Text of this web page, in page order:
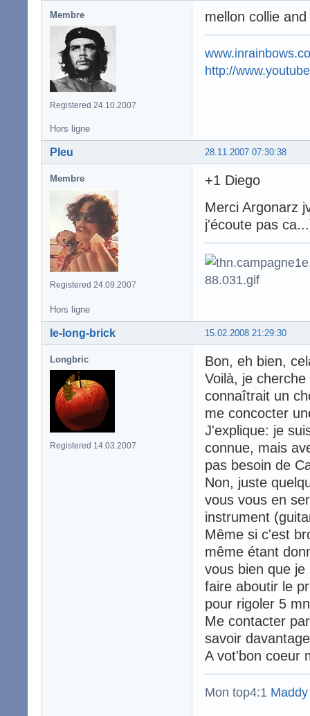
Membre
Registered 24.10.2007
mellon collie
http://
Hors ligne
28.11.2007 07:30:38
Pleu
Membre
Registered 24.09.2007
+1 Diego
Merci Argonarz
j'écoute pas
Hors ligne
15.02.2008 21:29:30
le-long-brick
Longbric
Registered 14.03.2007
Bon, eh bien,
Voilà, je
connaîtrait un
me concocter
J'explique: je
connue, mais
pas besoin de
Non, juste
vous vous en
instrument
Même si c'est
même étant
vous bien que
faire aboutir le
pour rigoler 5
Me contacter
savoir
A vot'bon coeur
Mon top4:1